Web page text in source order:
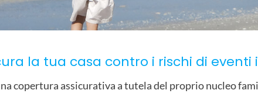
la tua casa contro i rischi di
copertura assicurativa a tutela del proprio nucleo